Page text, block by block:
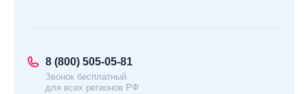
8 (800) 505-05-81
Звонок бесплатный
для всех регионов РФ